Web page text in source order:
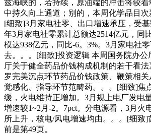
兹海峡的，若持续，原油端的冲击将较
中持久向上通道；别的，本周化学品目次
[细致]3月家电社零、出口增速承压，受
年3月家电社零累计总额达2514亿元，同
模达938亿元，同比-6。3%。3月家电社
去。。。[细致]投资逻辑 本周国务院办公
厅关于健全药品价钱构成机制的若干看
罗完美沉点环节药品价钱政策、鞭策相
觉感化、指导环节范畴药。。。[细致]焦
缓，火电维持正增加。3月规上电厂发电
增速较1~2月-2。7pct。分电源看，3月火
所上升，核电/风电增速均由。。。[细致]
前是第49页。